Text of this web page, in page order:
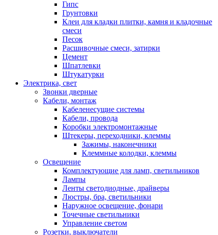
Гипс
Грунтовки
Клеи для кладки плитки, камня и кладочные
смеси
Песок
Расшивочные смеси, затирки
Цемент
Шпатлевки
Штукатурки
Электрика, свет
Звонки дверные
Кабели, монтаж
Кабеленесущие системы
Кабели, провода
Коробки электромонтажные
Штекеры, переходники, клеммы
Зажимы, наконечники
Клеммные колодки, клеммы
Освещение
Комплектующие для ламп, светильников
Лампы
Ленты светодиодные, драйверы
Люстры, бра, светильники
Наружное освещение, фонари
Точечные светильники
Управление светом
Розетки, выключатели